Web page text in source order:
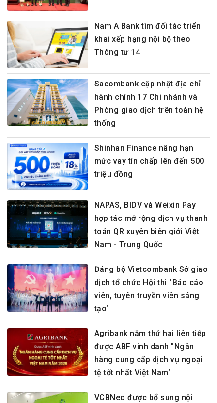
Nam A Bank tìm đối tác triển
khai xếp hạng nội bộ theo
Thông tư 14
Sacombank cập nhật địa chỉ
hành chính 17 Chi nhánh và
Phòng giao dịch trên toàn hệ
thống
Shinhan Finance nâng hạn
mức vay tín chấp lên đến 500
triệu đồng
NAPAS, BIDV và Weixin Pay
hợp tác mở rộng dịch vụ thanh
toán QR xuyên biên giới Việt
Nam - Trung Quốc
Đảng bộ Vietcombank Sở giao
dịch tổ chức Hội thi "Báo cáo
viên, tuyên truyền viên sáng
tạo"
Agribank năm thứ hai liên tiếp
được ABF vinh danh "Ngân
hàng cung cấp dịch vụ ngoại
tệ tốt nhất Việt Nam"
VCBNeo được bổ sung nội